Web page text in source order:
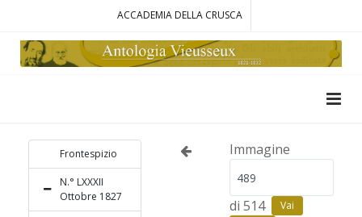
ACCADEMIA DELLA CRUSCA
Frontespizio
N.° LXXXII
Ottobre 1827
Immagine
di 514
Vai